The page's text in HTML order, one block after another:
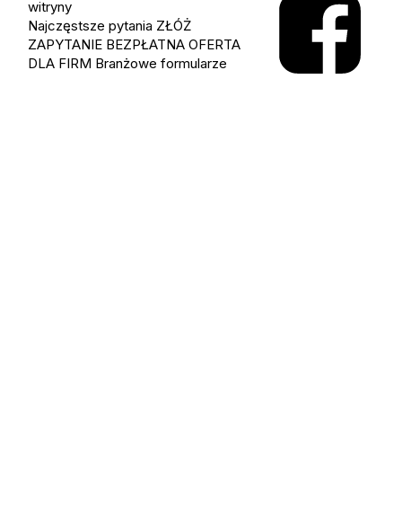
witryny
Najczęstsze pytania ZŁÓŻ
ZAPYTANIE BEZPŁATNA OFERTA
DLA FIRM Branżowe formularze